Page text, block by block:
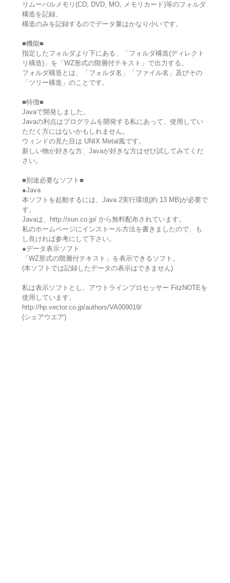
リムーバルメモリ(CD, DVD, MO, メモリカード)等のフォルダ
構造を記録。
構造のみを記録するのでデータ量はかなり小いです。
■機能■
指定したフォルダより下にある、「フォルダ構造(ディレクト
リ構造)」を「WZ形式の階層付テキスト」で出力する。
フォルダ構造とは、「フォルダ名」「ファイル名」及びその
「ツリー構造」のことです。
■特徴■
Javaで開発しました。
Javaの利点はプログラムを開発する私にあって、使用してい
ただく方にはないかもしれません。
ウィンドの見た目は UNIX Metal風です。
新しい物が好きな方、Javaが好きな方はぜひ試してみてくだ
さい。
■別途必要なソフト■
●Java
本ソフトを起動するには、Java 2実行環境(約 13 MB)が必要で
す。
Javaは、http://sun.co.jp/ から無料配布されています。
私のホームページにインストール方法を書きましたので、も
し良ければ参考にして下さい。
●データ表示ソフト
「WZ形式の階層付テキスト」を表示できるソフト。
(本ソフトでは記録したデータの表示はできません)
私は表示ソフトとし、アウトラインプロセッサー FitzNOTEを
使用しています。
http://hp.vector.co.jp/authors/VA009019/
(シェアウエア)